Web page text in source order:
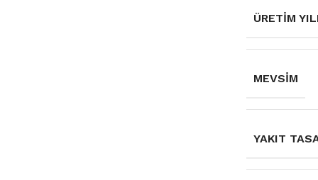
ÜRETIM
MEVSIM
YAKIT